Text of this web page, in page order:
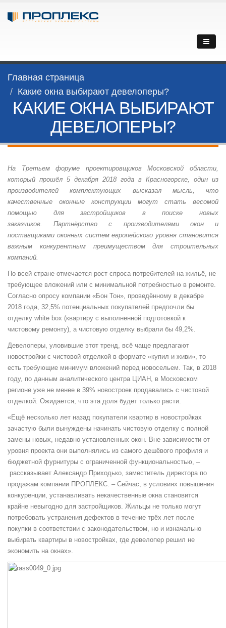
Главная страница
Какие окна выбирают девелоперы?
КАКИЕ ОКНА ВЫБИРАЮТ
ДЕВЕЛОПЕРЫ?
На Третьем форуме проектировщиков Московской области,
который прошёл 5 декабря 2018 года в Красногорске, один из
производителей комплектующих высказал мысль, что
качественные оконные конструкции могут стать весомой
помощью для застройщиков в поиске новых
заказчиков. Партнёрство с производителями окон и
поставщиками оконных систем европейского уровня становится
важным конкурентным преимуществом для строительных
компаний.
По всей стране отмечается рост спроса потребителей на жильё, не
требующее вложений или с минимальной потребностью в ремонте.
Согласно опросу компании «Бон Тон», проведённому в декабре
2018 года, 32,5% потенциальных покупателей предпочли бы
отделку white box (квартиру с выполненной подготовкой к
чистовому ремонту), а чистовую отделку выбрали бы 49,2%.
Девелоперы, уловившие этот тренд, всё чаще предлагают
новостройки с чистовой отделкой в формате «купил и живи», то
есть требующие минимум вложений перед новосельем. Так, в 2018
году, по данным аналитического центра ЦИАН, в Московском
регионе уже не менее в 39% новостроек продавались с чистовой
отделкой. Ожидается, что эта доля будет только расти.
«Ещё несколько лет назад покупатели квартир в новостройках
зачастую были вынуждены начинать чистовую отделку с полной
замены новых, недавно установленных окон. Вне зависимости от
уровня проекта они выполнялись из самого дешёвого профиля и
бюджетной фурнитуры с ограниченной функциональностью, –
рассказывает Александр Приходько, заместитель директора по
продажам компании ПРОПЛЕКС. – Сейчас, в условиях повышения
конкуренции, устанавливать некачественные окна становится
крайне невыгодно для застройщиков. Жильцы не только могут
потребовать устранения дефектов в течение трёх лет после
покупки в соответствии с законодательством, но и изначально
выбирать квартиры в новостройках, где девелопер решил не
экономить на окнах».